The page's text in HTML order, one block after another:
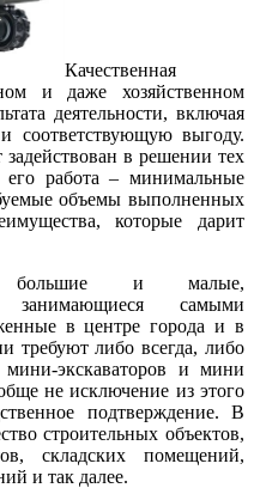
Качественная
и даже хозяйственном
деятельности, включая
соответствующую выгоду.
в решении тех
работа – минимальные
объемы выполненных
которые дарит
и малые,
занимающиеся самыми
в центре города и в
требуют либо всегда, либо
экскаваторов и мини
не исключение из этого
подтверждение. В
строительных объектов,
складских помещений,
и так далее.